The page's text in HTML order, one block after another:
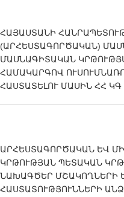
ՀԱՅԱՍՏԱՆԻ
(ԱՐՀԵՍՏԱԳՈՐԾԱԿԱՆ)
ՄԱՍՆԱԳԻՏԱԿԱՆ
ՀԱՄԱԿԱՐԳՈՎ
ՀԱՍՏԱՏԵԼՈՒ ՄԱՍԻՆ ՀՀ
ԱՐՀԵՍՏԱԳՈՐԾԱԿԱՆ ԵՎ
ԿՐԹՈՒԹՅԱՆ ՊԵՏԱԿԱՆ
ՆԱԽԱԳԾԵՐ ՄՇԱԿՈՂՆԵՐԻ
ՀԱՍՏԱՏՈՒԹՅՈՒՆՆԵՐԻ